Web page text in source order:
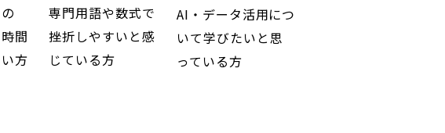
間
方
専門用語や数式で
挫折しやすいと感
じている方
AI・データ活用につ
いて学びたいと思
っている方